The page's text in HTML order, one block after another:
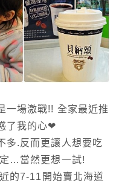
一場激戰!! 全家最近推
了我的心❤
多.反而更讓人想要吃
…當然更想一試!
的7-11開始賣北海道